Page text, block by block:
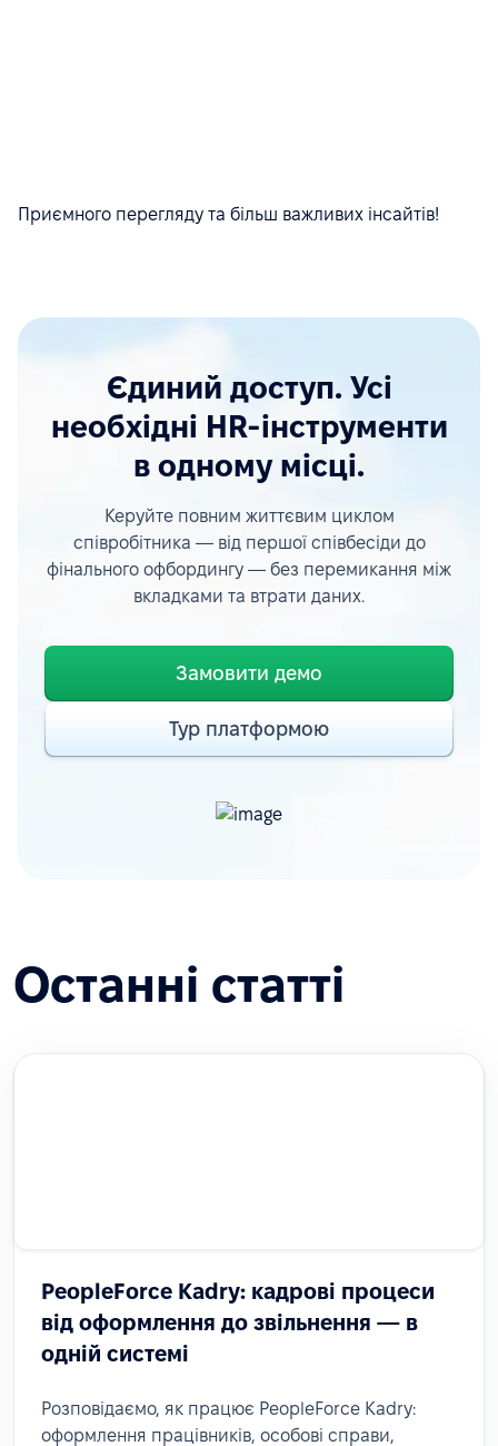
Приємного перегляду та більш важливих інсайтів!
Єдиний доступ. Усі
необхідні HR-інструменти
в одному місці.
Керуйте повним життєвим циклом
співробітника — від першої співбесіди до
фінального офбордингу — без перемикання між
вкладками та втрати даних.
Замовити демо
Тур платформою
Останні статті
PeopleForce Kadry: кадрові процеси
від оформлення до звільнення — в
одній системі
Розповідаємо, як працює PeopleForce Kadry:
оформлення працівників, особові справи,